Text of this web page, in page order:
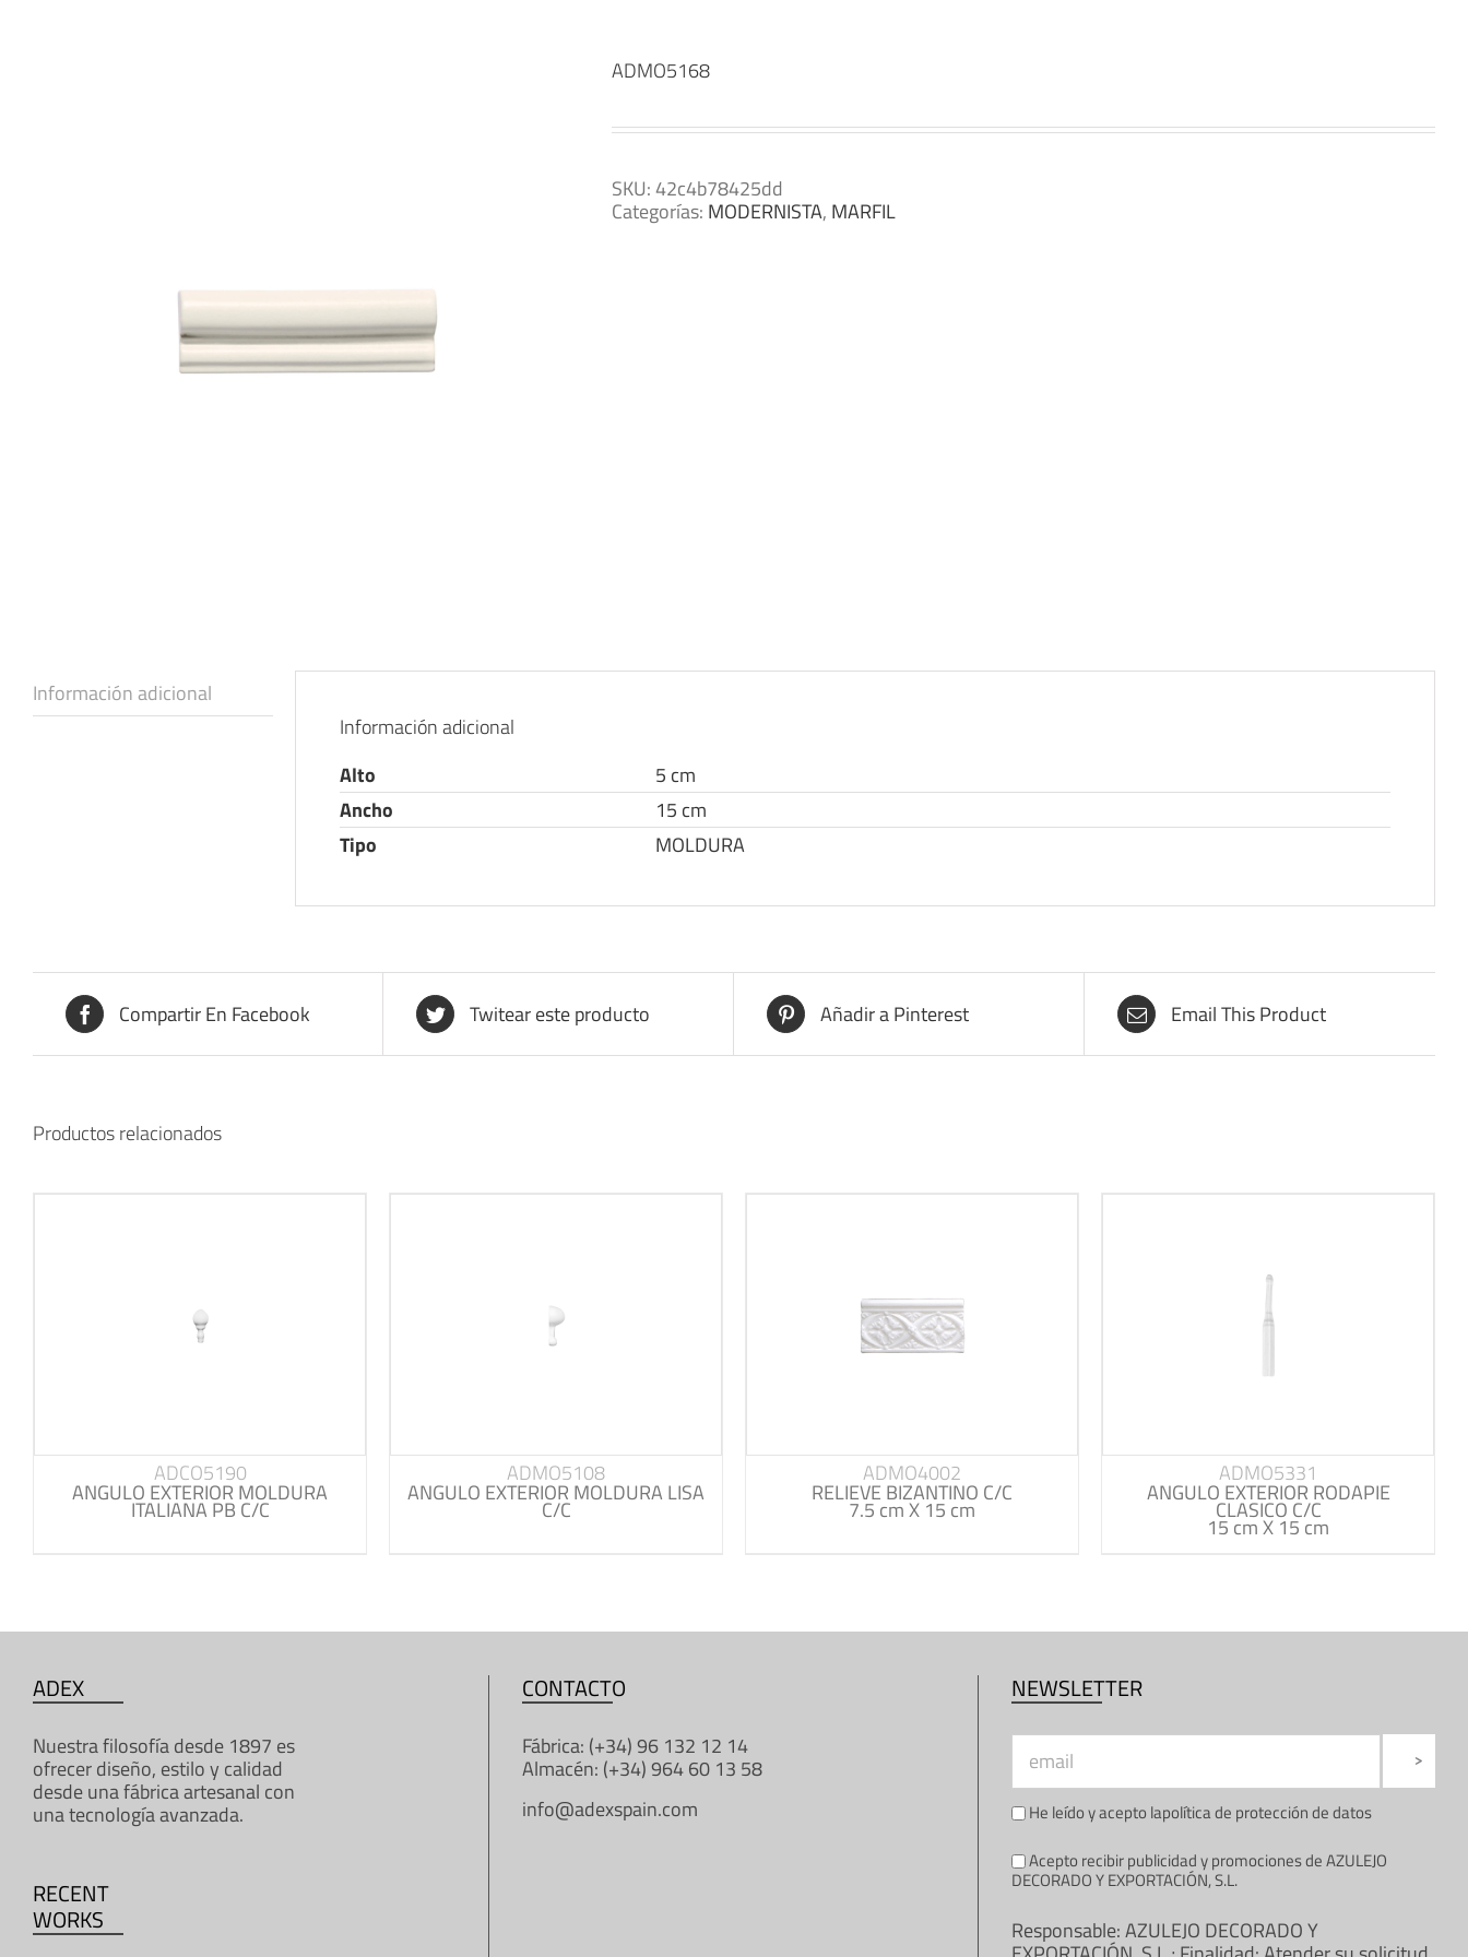
ADMO5168
SKU:42c4b78425dd
Categorías: MODERNISTA, MARFIL
Información adicional
Información adicional
Alto
5 cm
Ancho
15 cm
Tipo
MOLDURA
Compartir En Facebook Twitear este producto Añadir a Pinterest Email This Product
Productos relacionados
ADCO5190
ANGULO EXTERIOR MOLDURA
ITALIANA PB C/C
ADMO5108
ANGULO EXTERIOR MOLDURA LISA
C/C
ADMO4002
RELIEVE BIZANTINO C/C
7.5 cm X 15 cm
ADMO5331
ANGULO EXTERIOR RODAPIE
CLASICO C/C
15 cm X 15 cm
ADEX
Nuestra filosofía desde 1897 es
ofrecer diseño, estilo y calidad
desde una fábrica artesanal con
una tecnología avanzada.
RECENT
WORKS
CONTACTO
Fábrica: (+34) 96 132 12 14
Almacén: (+34) 964 60 13 58
info@adexspain.com
NEWSLETTER
He leído y acepto lapolítica de protección de datos
Acepto recibir publicidad y promociones de AZULEJO
DECORADO Y EXPORTACIÓN, S.L.
Responsable: AZULEJO DECORADO Y